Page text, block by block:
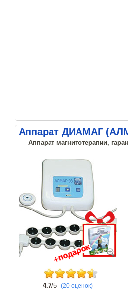
Аппарат ДИАМАГ
Аппарат магнитотерапии,
4.7/5 (20 оценок)